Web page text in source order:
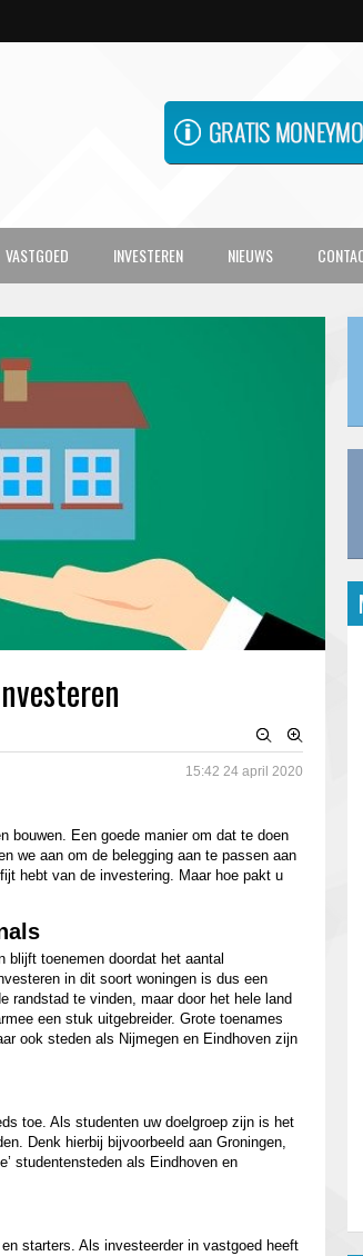
VASTGOED INVESTEREN NIEUWS
15:42 24 april 2020
bouwen. Een goede manier om dat te doen
we aan om de belegging aan te passen aan
hebt van de investering. Maar hoe pakt u
blijft toenemen doordat het aantal
in dit soort woningen is dus een
randstad te vinden, maar door het hele land
een stuk uitgebreider. Grote toenames
ook steden als Nijmegen en Eindhoven zijn
toe. Als studenten uw doelgroep zijn is het
Denk hierbij bijvoorbeeld aan Groningen,
studentensteden als Eindhoven en
starters. Als investeerder in vastgoed heeft